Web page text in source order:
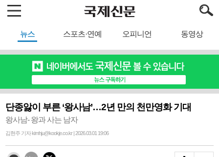
뉴스 스포츠·연예 오피니언 동영상
단종앓이 부른 ‘왕사남’…2년 만의 천만영화 기대
왕사남- 왕과 사는 남자
김현주 기자 kimhju@kookje.co.kr | 2026.03.01 19:06